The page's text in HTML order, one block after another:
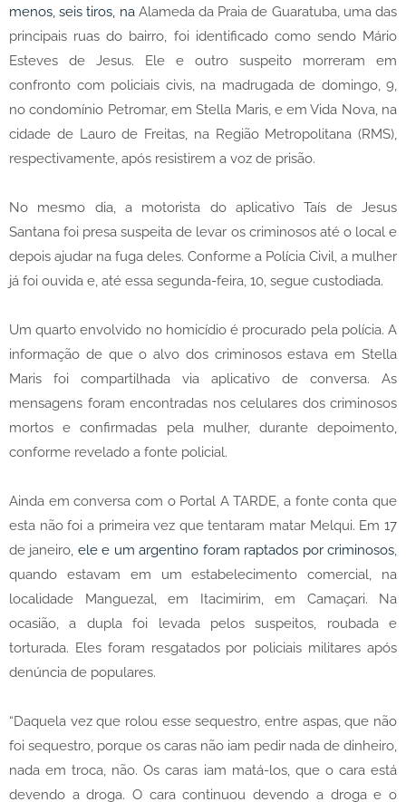
menos, seis tiros, naAlameda da Praia de Guaratuba, uma das
principais ruas do bairro, foi identificado como sendo Mário
Esteves de Jesus. Ele e outro suspeito morreram em
confronto com policiais civis, na madrugada de domingo, 9,
no condomínio Petromar, em Stella Maris, e em Vida Nova, na
cidade de Lauro de Freitas, na Região Metropolitana (RMS),
respectivamente, após resistirem a voz de prisão.
No mesmo dia, a motorista do aplicativo Taís de Jesus
Santana foi presa suspeita de levar os criminosos até o local e
depois ajudar na fuga deles. Conforme a Polícia Civil, a mulher
já foi ouvida e, até essa segunda-feira, 10, segue custodiada.
Um quarto envolvido no homicídio é procurado pela polícia. A
informação de que o alvo dos criminosos estava em Stella
Maris foi compartilhada via aplicativo de conversa. As
mensagens foram encontradas nos celulares dos criminosos
mortos e confirmadas pela mulher, durante depoimento,
conforme revelado a fonte policial.
Ainda em conversa com o Portal A TARDE, a fonte conta que
esta não foi a primeira vez que tentaram matar Melqui. Em 17
de janeiro, ele e um argentino foram raptados por criminosos,
quando estavam em um estabelecimento comercial, na
localidade Manguezal, em Itacimirim, em Camaçari. Na
ocasião, a dupla foi levada pelos suspeitos, roubada e
torturada. Eles foram resgatados por policiais militares após
denúncia de populares.
“Daquela vez que rolou esse sequestro, entre aspas, que não
foi sequestro, porque os caras não iam pedir nada de dinheiro,
nada em troca, não. Os caras iam matá-los, que o cara está
devendo a droga. O cara continuou devendo a droga e o